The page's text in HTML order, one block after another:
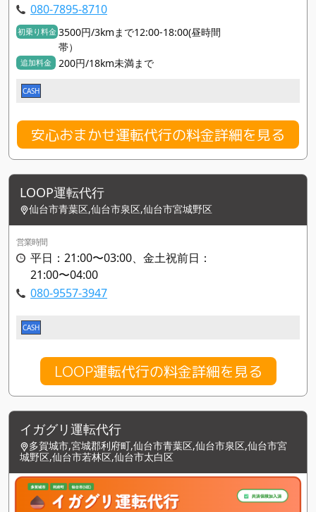
080-7895-8710
初乗り料金 3500円/3kmまで12:00-18:00(昼時間
帯）
追加料金 200円/18km未満まで
CASH
安心おまかせ運転代行の料金詳細を見る
LOOP運転代行
仙台市青葉区,仙台市泉区,仙台市宮城野区
営業時間
平日：21:00〜03:00、金土祝前日：
21:00〜04:00
080-9557-3947
CASH
LOOP運転代行の料金詳細を見る
イガグリ運転代行
多賀城市,宮城郡利府町,仙台市青葉区,仙台市泉区,仙台市宮
城野区,仙台市若林区,仙台市太白区